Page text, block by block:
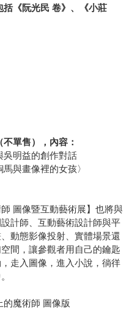
《阮光民 卷》、《小莊
單售），內容：
明益的創作對話
與畫像裡的女孩〉
圖像暨互動藝術展】也將與
計師、互動藝術設計師與平
動態影像投射、實體場景還
間，讓參觀者用自己的鑰匙
走入圖像，進入小說，徜徉
的魔術師 圖像版